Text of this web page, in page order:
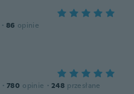
· 86 opinie
· 780 opinie · 248 przesłane